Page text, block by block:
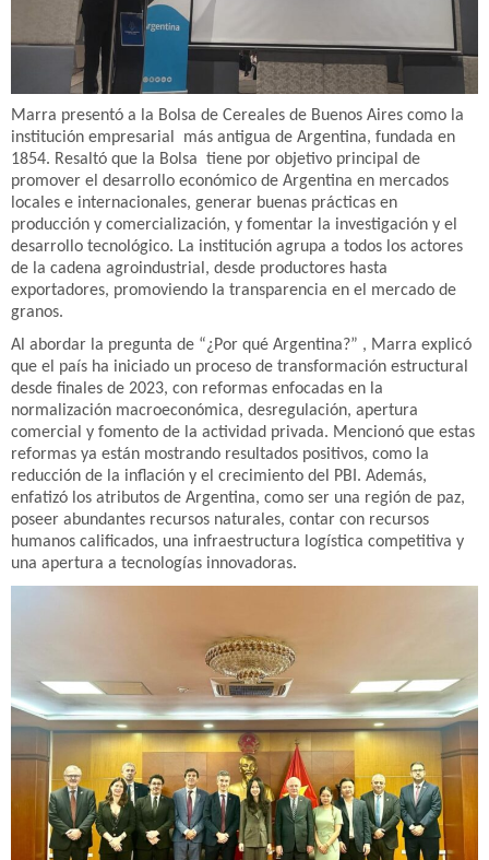
Marra presentó a la Bolsa de Cereales de Buenos Aires como la
institución empresarial más antigua de Argentina, fundada en
1854. Resaltó que la Bolsa tiene por objetivo principal de
promover el desarrollo económico de Argentina en mercados
locales e internacionales, generar buenas prácticas en
producción y comercialización, y fomentar la investigación y el
desarrollo tecnológico. La institución agrupa a todos los actores
de la cadena agroindustrial, desde productores hasta
exportadores, promoviendo la transparencia en el mercado de
granos.
Al abordar la pregunta de “¿Por qué Argentina?” , Marra explicó
que el país ha iniciado un proceso de transformación estructural
desde finales de 2023, con reformas enfocadas en la
normalización macroeconómica, desregulación, apertura
comercial y fomento de la actividad privada. Mencionó que estas
reformas ya están mostrando resultados positivos, como la
reducción de la inflación y el crecimiento del PBI. Además,
enfatizó los atributos de Argentina, como ser una región de paz,
poseer abundantes recursos naturales, contar con recursos
humanos calificados, una infraestructura logística competitiva y
una apertura a tecnologías innovadoras.